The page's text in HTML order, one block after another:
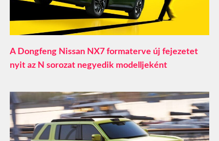
A Dongfeng Nissan NX7 formaterve új fejezetet
nyit az N sorozat negyedik modelljeként